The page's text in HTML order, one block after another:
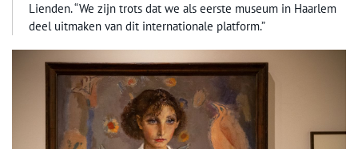
Lienden. “We zijn trots dat we als eerste museum in Haarlem
deel uitmaken van dit internationale platform.”